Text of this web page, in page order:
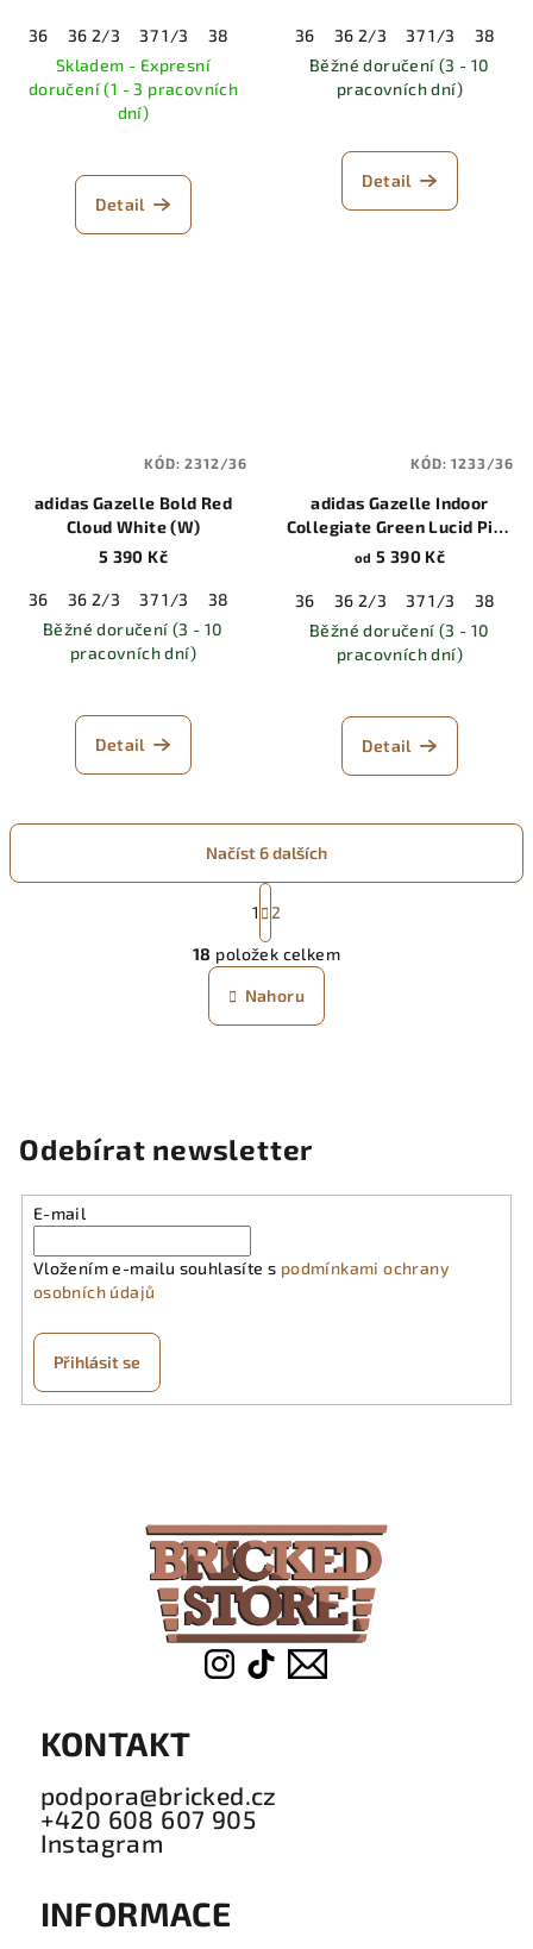
36 36 2/3 37 1/3 38 38 2/3 39 1/3 40 40 2/3
Skladem - Expresní
doručení (1 - 3 pracovních
dní)
Detail
36 36 2/3 37 1/3 38
Běžné doručení (3 - 10
pracovních dní)
Detail
adidas Gazelle Bold Red
Cloud White (W)
5 390 Kč
36 36 2/3 37 1/3 38 38 2/3 39 1/3 40 40 2/3
Běžné doručení (3 - 10
pracovních dní)
Detail
KÓD:2312/36
adidas Gazelle Indoor
Collegiate Green Lucid Pink
(W)
od 5 390 Kč
36 36 2/3 37 1/3 38
Běžné doručení (3 - 10
pracovních dní)
Detail
KÓD:1233/36
O
v
l
á
p
y
s
Načíst 6 dalších
S
t
r
á
n
k
o
1 2
18 položek celkem
Nahoru
Odebírat newsletter
E-mail
Vložením e-mailu souhlasíte s podmínkami ochrany
osobních údajů
Přihlásit se
KONTAKT
podpora@bricked.cz
+420 608 607 905
Instagram
INFORMACE